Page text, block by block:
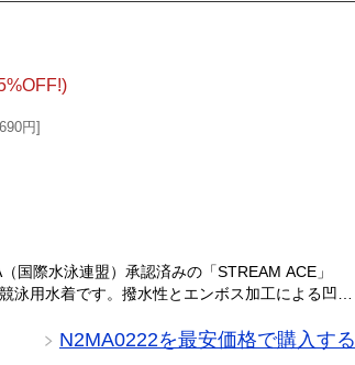
円
国際水泳連盟）承認済みの「STREAM ACE」
用水着です。撥水性とエンボス加工による凹凸
N2MA0222を最安価格で購入する